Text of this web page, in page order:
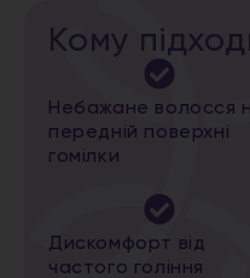
Кому
Небажане волосся
передній поверхні
гомілки
Дискомфорт від
частого гоління